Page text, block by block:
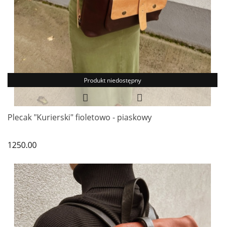
Produkt niedostępny
Plecak "Kurierski" fioletowo - piaskowy
1250.00